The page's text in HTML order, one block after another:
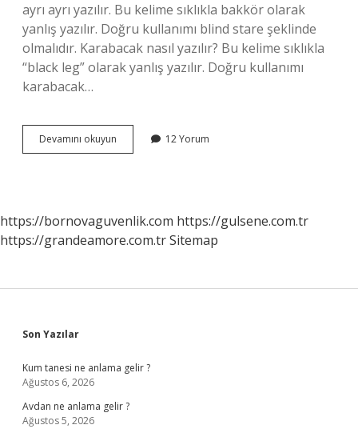
ayrı ayrı yazılır. Bu kelime sıklıkla bakkör olarak
yanlış yazılır. Doğru kullanımı blind stare şeklinde
olmalıdır. Karabacak nasıl yazılır? Bu kelime sıklıkla
“black leg” olarak yanlış yazılır. Doğru kullanımı
karabacak…
Devamını okuyun Bakakalmak
Bitişik
12 Yorum
https://bornovaguvenlik.com https://gulsene.com.tr
https://grandeamore.com.trSitemap
Sidebar
Son Yazılar
Kum tanesi ne anlama gelir ?
Ağustos 6, 2026
Avdan ne anlama gelir ?
Ağustos 5, 2026